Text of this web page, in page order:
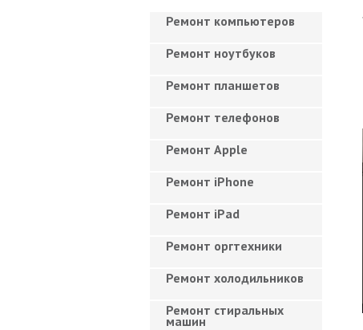
Ремонт компьютеров
Ремонт ноутбуков
Ремонт планшетов
Ремонт телефонов
Ремонт Apple
Ремонт iPhone
Ремонт iPad
Ремонт оргтехники
Ремонт холодильников
Ремонт стиральных
машин